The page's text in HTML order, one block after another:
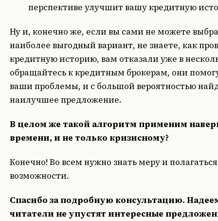
перспективе улучшит вашу кредитную
Ну и, конечно же, если вы сами не можете
наиболее выгодный вариант, не знаете, как
кредитную историю, вам отказали уже в
обращайтесь к кредитным брокерам, они
ваши проблемы, и с большой вероятностью
наилучшее предложение.
В целом же такой алгоритм применим
времени, и не только кризисному?
Конечно! Во всем нужно знать меру и
возможности.
Спасибо за подробную консультацию.
читатели не упустят интересные